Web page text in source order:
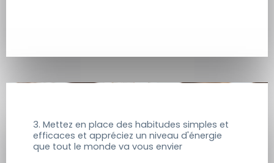
3. Mettez en place des habitudes simples et
efficaces et appréciez un niveau d'énergie
que tout le monde va vous envier